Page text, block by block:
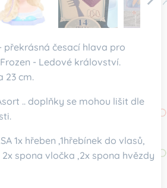
překrásná česací hlava pro
- Ledové království.
23 cm.
.. doplňky se mohou lišit dle
1x hřeben ,1hřebínek do vlasů,
spona vločka ,2x spona hvězdy